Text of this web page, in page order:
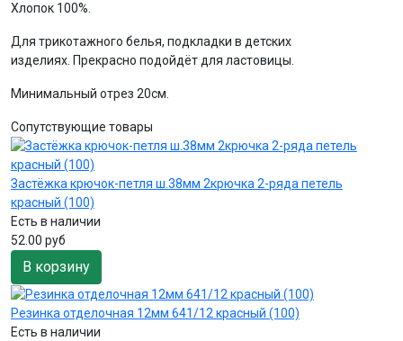
Хлопок 100%.
Для трикотажного белья, подкладки в детских
изделиях. Прекрасно подойдёт для ластовицы.
Минимальный отрез 20см.
Сопутствующие товары
Застёжка крючок-петля ш.38мм 2крючка 2-ряда петель
красный (100)
Есть в наличии
52.00 руб
В корзину
Резинка отделочная 12мм 641/12 красный (100)
Есть в наличии